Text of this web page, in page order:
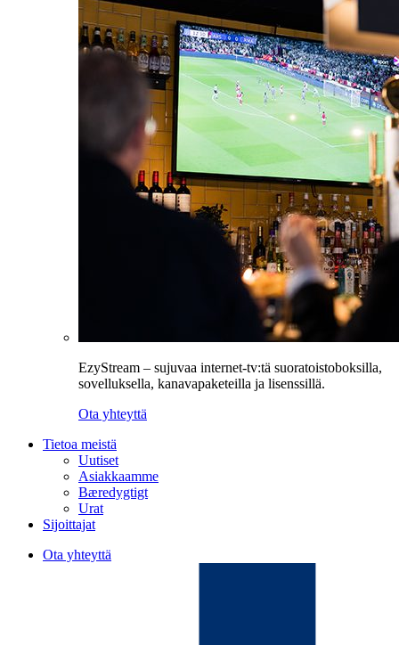
EzyStream – sujuvaa internet-tv:tä suoratoistoboksilla,
sovelluksella, kanavapaketeilla ja lisenssillä.
Ota yhteyttä
Tietoa meistä
Uutiset
Asiakkaamme
Bæredygtigt
Urat
Sijoittajat
Ota yhteyttä